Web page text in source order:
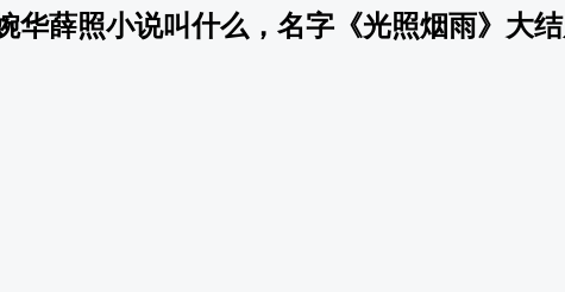
华薛照小说叫什么，名字《光照烟雨》大